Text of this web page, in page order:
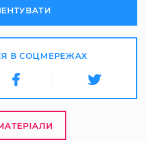
В СОЦМЕРЕЖАХ